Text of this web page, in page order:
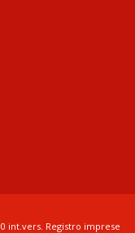
int.vers. Registro imprese